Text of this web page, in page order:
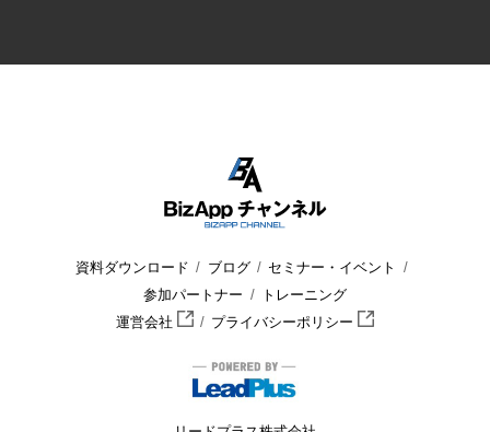
資料ダウンロード ブログ
セミナー・イベント
参加パートナー
トレーニング
運営会社
プライバシーポリシー